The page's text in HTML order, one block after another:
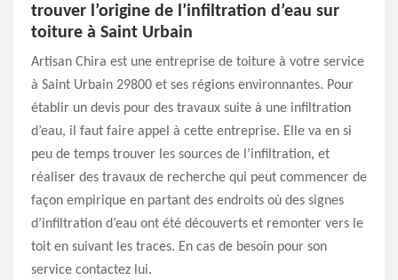
trouver l’origine de l’infiltration d’eau sur
toiture à Saint Urbain
Artisan Chira est une entreprise de toiture à votre service
à Saint Urbain 29800 et ses régions environnantes. Pour
établir un devis pour des travaux suite à une infiltration
d’eau, il faut faire appel à cette entreprise. Elle va en si
peu de temps trouver les sources de l’infiltration, et
réaliser des travaux de recherche qui peut commencer de
façon empirique en partant des endroits où des signes
d’infiltration d’eau ont été découverts et remonter vers le
toit en suivant les traces. En cas de besoin pour son
service contactez lui.